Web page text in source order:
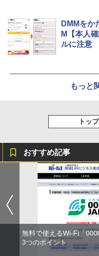
DMMをか
M【本人
ルに注意
もっと
トッ
おすすめ記事
無料で使えるWi-Fi「
3つのポイント